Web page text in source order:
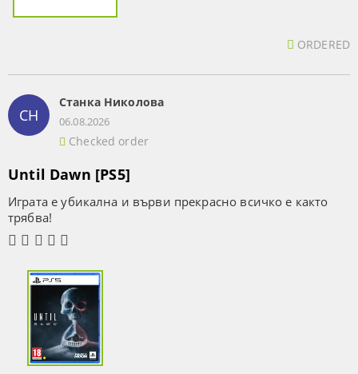
ORDERED
СН
Станка Николова
06.08.2026
Checked order
Until Dawn [PS5]
Играта е убикална и върви прекрасно всичко е както
трябва!